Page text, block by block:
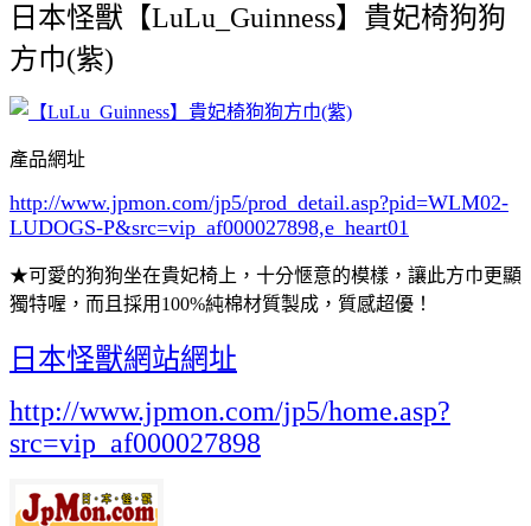
日本怪獸【LuLu_Guinness】貴妃椅狗狗
方巾(紫)
產品網址
http://www.jpmon.com/jp5/prod_detail.asp?pid=WLM02-
LUDOGS-P&src=vip_af000027898,e_heart01
★可愛的狗狗坐在貴妃椅上，十分愜意的模樣，讓此方巾更顯
獨特喔，而且採用100%純棉材質製成，質感超優！
日本怪獸網站網址
http://www.jpmon.com/jp5/home.asp?
src=vip_af000027898